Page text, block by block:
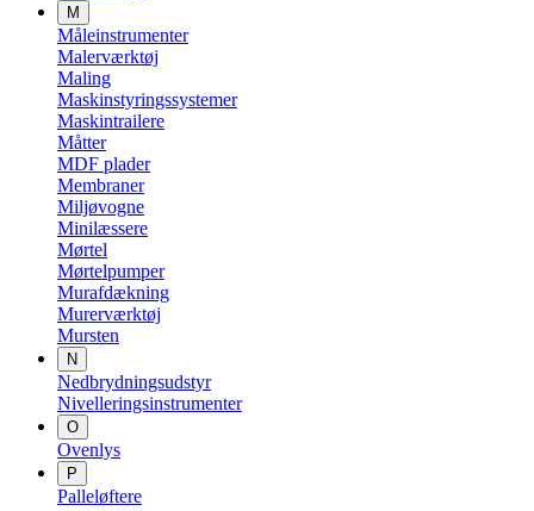
M
Måleinstrumenter
Malerværktøj
Maling
Maskinstyringssystemer
Maskintrailere
Måtter
MDF plader
Membraner
Miljøvogne
Minilæssere
Mørtel
Mørtelpumper
Murafdækning
Murerværktøj
Mursten
N
Nedbrydningsudstyr
Nivelleringsinstrumenter
O
Ovenlys
P
Palleløftere